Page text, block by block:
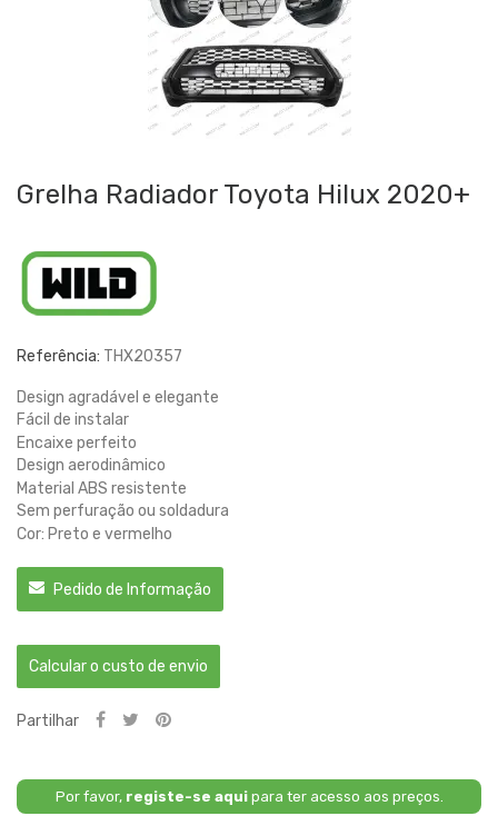
Grelha Radiador Toyota Hilux 2020+
Referência: THX20357
Design agradável e elegante
Fácil de instalar
Encaixe perfeito
Design aerodinâmico
Material ABS resistente
Sem perfuração ou soldadura
Cor: Preto e vermelho
Pedido de Informação
Calcular o custo de envio
Partilhar
Por favor, registe-se aquipara ter acesso aos preços.